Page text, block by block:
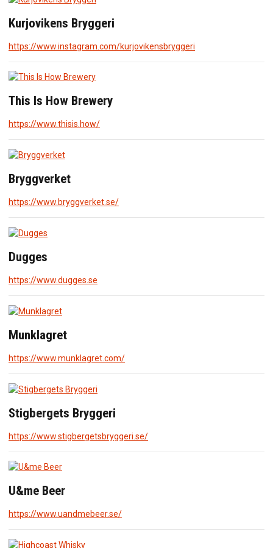
Kurjovikens Bryggeri
https://www.instagram.com/kurjovikensbryggeri
This Is How Brewery
https://www.thisis.how/
Bryggverket
https://www.bryggverket.se/
Dugges
https://www.dugges.se
Munklagret
https://www.munklagret.com/
Stigbergets Bryggeri
https://www.stigbergetsbryggeri.se/
U&me Beer
https://www.uandmebeer.se/